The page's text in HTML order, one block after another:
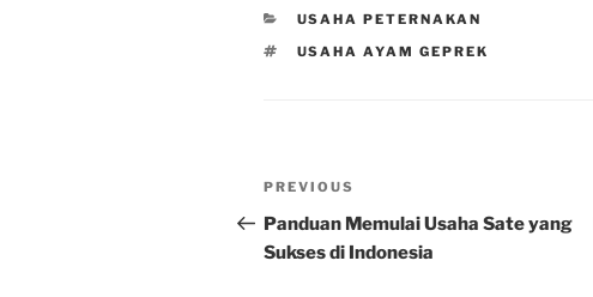
CATEGORIES
USAHA PETERNAKAN
TAGS
USAHA AYAM GEPREK
Post
navigation
Previous
Post
PREVIOUS
Panduan Memulai Usaha Sate yang
Sukses di Indonesia